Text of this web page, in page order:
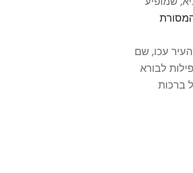
עכו, שם
לבורא
ברכות